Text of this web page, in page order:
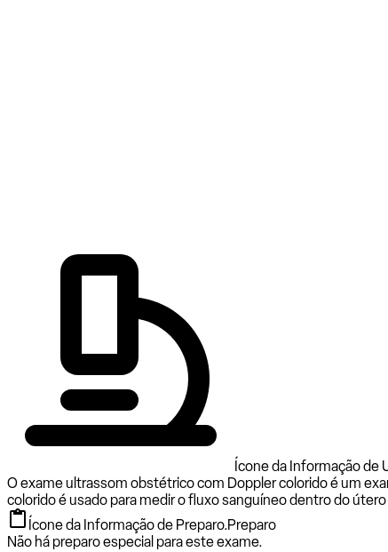
Ícone da Informação de
O exame ultrassom obstétrico com Doppler colorido é um
colorido é usado para medir o fluxo sanguíneo dentro do
Ícone da Informação de Preparo.Preparo
Não há preparo especial para este exame.